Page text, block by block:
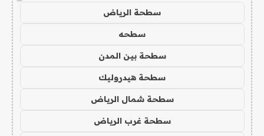
سطحة الرياض
سطحه
سطحة بين المدن
سطحة هيدروليك
سطحة شمال الرياض
سطحة غرب الرياض